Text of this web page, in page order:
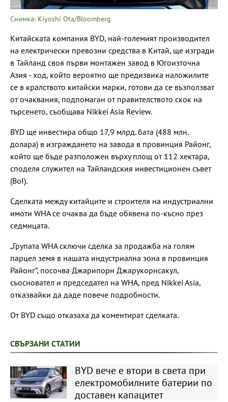
Снимка: Kiyoshi Ota/Bloomberg
Китайската компания BYD, най-големият производител
на електрически превозни средства в Китай, ще изгради
в Тайланд своя първи монтажен завод в Югоизточна
Азия - ход, който вероятно ще предизвика наложилите
се в кралството китайски марки, готови да се възползват
от очаквания, подпомаган от правителството скок на
търсенето, съобщава Nikkei Asia Review.
BYD ще инвестира общо 17,9 млрд. бата (488 млн.
долара) в изграждането на завода в провинция Районг,
който ще бъде разположен върху площ от 112 хектара,
споделя служител на Тайландския инвестиционен съвет
(BoI).
Сделката между китайците и строителя на индустриални
имоти WHA се очаква да бъде обявена по-късно през
седмицата.
„Групата WHA сключи сделка за продажба на голям
парцел земя в нашата индустриална зона в провинция
Районг“, посочва Джарипорн Джарукорнсакул,
съосновател и председател на WHA, пред Nikkei Asia,
отказвайки да даде повече подробности.
От BYD също отказаха да коментират сделката.
СВЪРЗАНИ СТАТИИ
BYD вече е втори в света при
електромобилните батерии по
доставен капацитет